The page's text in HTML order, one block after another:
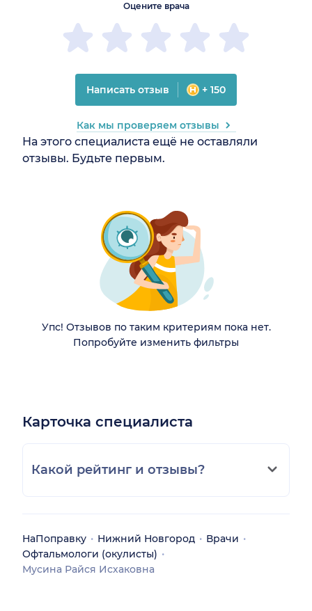
На этого специалиста ещё не оставляли
отзывы. Будьте первым.
Оцените врача
Написать отзыв + 150
Как мы проверяем отзывы
Упс! Отзывов по таким критериям пока нет.
Попробуйте изменить фильтры
Карточка специалиста
Какой рейтинг и отзывы?
НаПоправку Нижний Новгород
Врачи
Офтальмологи (окулисты)
Мусина Райся Исхаковна